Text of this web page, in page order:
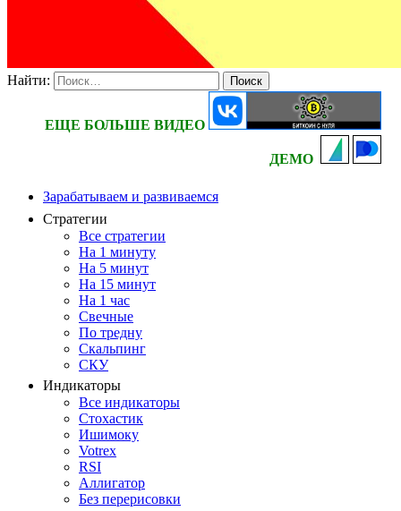
Найти:
ЕЩЕ БОЛЬШЕ ВИДЕО
ДЕМО
Зарабатываем и развиваемся
Стратегии
Все стратегии
На 1 минуту
На 5 минут
На 15 минут
На 1 час
Свечные
По тредну
Скальпинг
СКУ
Индикаторы
Все индикаторы
Стохастик
Ишимоку
Votrex
RSI
Аллигатор
Без перерисовки